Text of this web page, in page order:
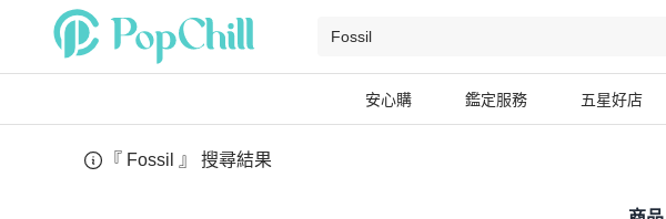
安心購 鑑定服務 五星好店
『 Fossil 』 搜尋結果